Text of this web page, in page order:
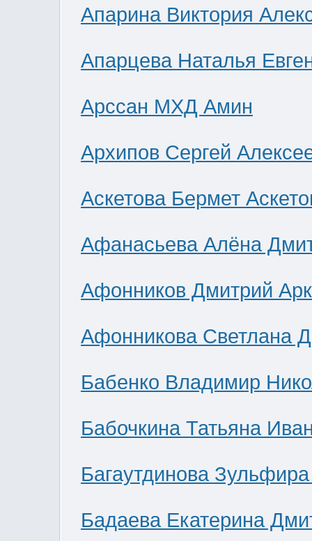
Апарина Виктория
Апарцева Наталья
Арссан МХД Амин
Архипов Сергей
Аскетова Бермет
Афанасьева Алёна
Афонников Дмитрий
Афонникова Светлана
Бабенко Владимир
Бабочкина Татьяна
Багаутдинова
Бадаева Екатерина